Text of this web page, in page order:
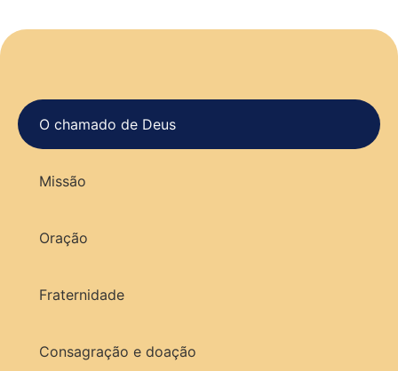
O chamado de Deus
Missão
Oração
Fraternidade
Consagração e doação